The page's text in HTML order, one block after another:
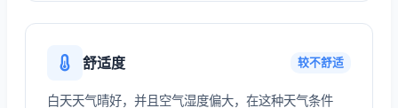
舒适度 较不舒适
白天天气晴好，并且空气湿度偏大，在这种天气条件